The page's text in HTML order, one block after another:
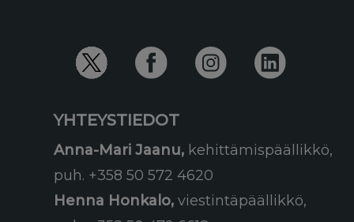
YHTEYSTIEDOT
Anna-Mari Jaanu, kehittämispäällikkö,
puh. +358 50 572 4620
Henna Honkalo, viestintäpäällikkö,